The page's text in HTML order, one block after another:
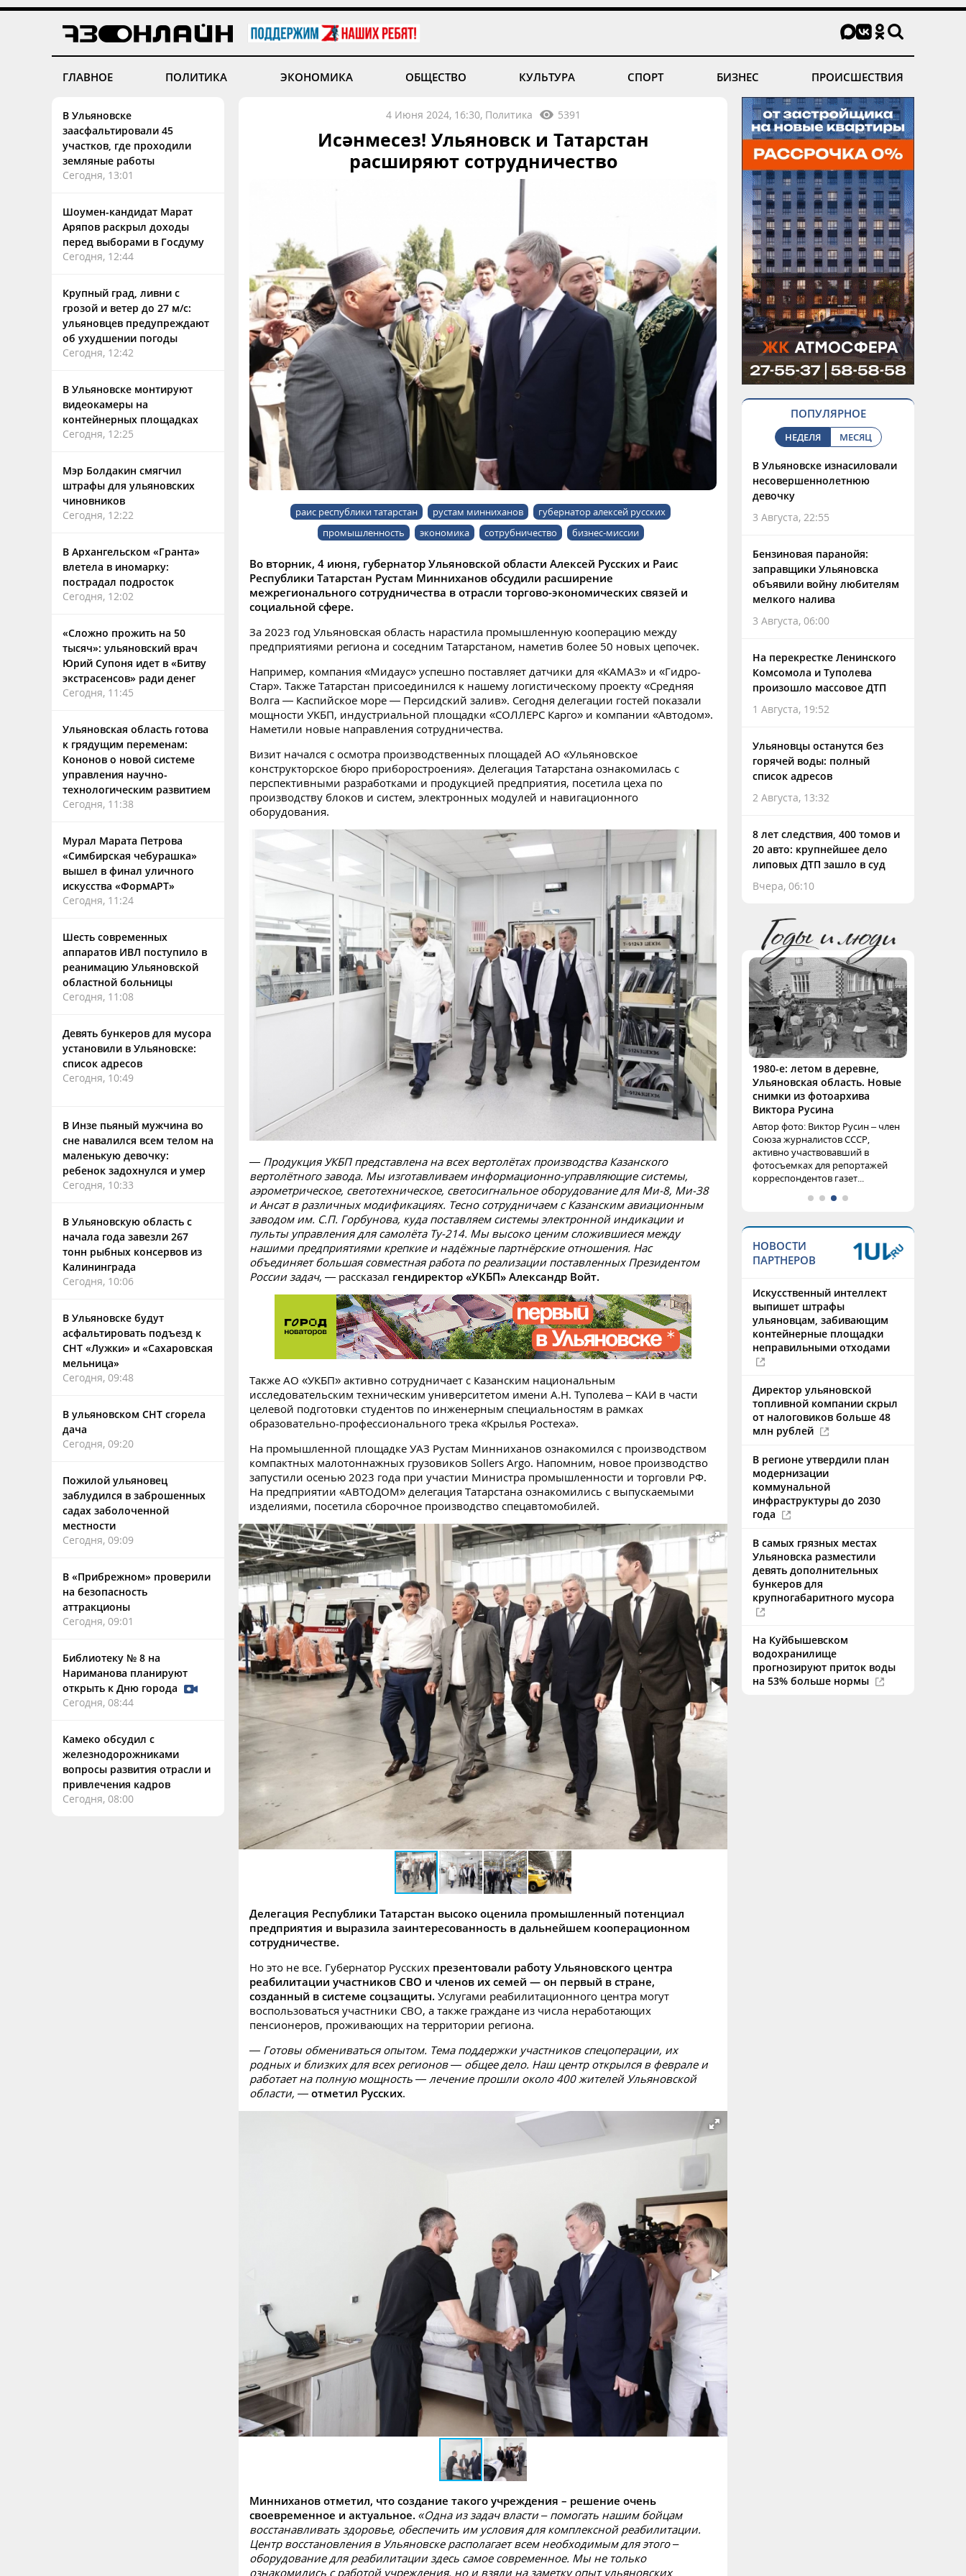
ГЛАВНОЕ ПОЛИТИКА ЭКОНОМИКА ОБЩЕСТВО КУЛЬТУРА СПОРТ БИЗНЕС ПРОИСШЕСТВИЯ
В Ульяновске
заасфальтировали 45
участков, где проходили
земляные работы
Сегодня, 13:01
Шоумен-кандидат Марат
Аряпов раскрыл доходы
перед выборами в Госдуму
Сегодня, 12:44
Крупный град, ливни с
грозой и ветер до 27 м/с:
ульяновцев предупреждают
об ухудшении погоды
Сегодня, 12:42
В Ульяновске монтируют
видеокамеры на
контейнерных площадках
Сегодня, 12:25
Мэр Болдакин смягчил
штрафы для ульяновских
чиновников
Сегодня, 12:22
В Архангельском «Гранта»
влетела в иномарку:
пострадал подросток
Сегодня, 12:02
«Сложно прожить на 50
тысяч»: ульяновский врач
Юрий Супоня идет в «Битву
экстрасенсов» ради денег
Сегодня, 11:45
Ульяновская область готова
к грядущим переменам:
Кононов о новой системе
управления научно-
технологическим развитием
Сегодня, 11:38
Мурал Марата Петрова
«Симбирская чебурашка»
вышел в финал уличного
искусства «ФормАРТ»
Сегодня, 11:24
Шесть современных
аппаратов ИВЛ поступило в
реанимацию Ульяновской
областной больницы
Сегодня, 11:08
Девять бункеров для мусора
установили в Ульяновске:
список адресов
Сегодня, 10:49
В Инзе пьяный мужчина во
сне навалился всем телом на
маленькую девочку:
ребенок задохнулся и умер
Сегодня, 10:33
В Ульяновскую область с
начала года завезли 267
тонн рыбных консервов из
Калининграда
Сегодня, 10:06
В Ульяновске будут
асфальтировать подъезд к
СНТ «Лужки» и «Сахаровская
мельница»
Сегодня, 09:48
В ульяновском СНТ сгорела
дача
Сегодня, 09:20
Пожилой ульяновец
заблудился в заброшенных
садах заболоченной
местности
Сегодня, 09:09
В «Прибрежном» проверили
на безопасность
аттракционы
Сегодня, 09:01
Библиотеку № 8 на
Нариманова планируют
открыть к Дню города
Сегодня, 08:44
Камеко обсудил с
железнодорожниками
вопросы развития отрасли и
привлечения кадров
Сегодня, 08:00
4 Июня 2024, 16:30, Политика 5391
Исәнмесез! Ульяновск и Татарстан
расширяют сотрудничество
раис республики татарстан рустам минниханов
губернатор алексей русских
промышленность
экономика сотрубничество бизнес-миссии
Во вторник, 4 июня, губернатор Ульяновской области Алексей Русских и Раис
Республики Татарстан Рустам Минниханов обсудили расширение
межрегионального сотрудничества в отрасли торгово-экономических связей и
социальной сфере.
За 2023 год Ульяновская область нарастила промышленную кооперацию между
предприятиями региона и соседним Татарстаном, наметив более 50 новых цепочек.
Например, компания «Мидаус» успешно поставляет датчики для «КАМАЗ» и «Гидро-
Стар». Также Татарстан присоединился к нашему логистическому проекту «Средняя
Волга — Каспийское море — Персидский залив». Сегодня делегации гостей показали
мощности УКБП, индустриальной площадки «СОЛЛЕРС Карго» и компании «Автодом».
Наметили новые направления сотрудничества.
Визит начался с осмотра производственных площадей АО «Ульяновское
конструкторское бюро приборостроения». Делегация Татарстана ознакомилась с
перспективными разработками и продукцией предприятия, посетила цеха по
производству блоков и систем, электронных модулей и навигационного
оборудования.
— Продукция УКБП представлена на всех вертолётах производства Казанского
вертолётного завода. Мы изготавливаем информационно-управляющие системы,
аэрометрическое, светотехническое, светосигнальное оборудование для Ми-8, Ми-38
и Ансат в различных модификациях. Тесно сотрудничаем с Казанским авиационным
заводом им. С.П. Горбунова, куда поставляем системы электронной индикации и
пульты управления для самолёта Ту-214. Мы высоко ценим сложившиеся между
нашими предприятиями крепкие и надёжные партнёрские отношения. Нас
объединяет большая совместная работа по реализации поставленных Президентом
России задач, — рассказал гендиректор «УКБП» Александр Войт.
Также АО «УКБП» активно сотрудничает с Казанским национальным
исследовательским техническим университетом имени А.Н. Туполева – КАИ в части
целевой подготовки студентов по инженерным специальностям в рамках
образовательно-профессионального трека «Крылья Ростеха».
На промышленной площадке УАЗ Рустам Минниханов ознакомился с производством
компактных малотоннажных грузовиков Sollers Argo. Напомним, новое производство
запустили осенью 2023 года при участии Министра промышленности и торговли РФ.
На предприятии «АВТОДОМ» делегация Татарстана ознакомились с выпускаемыми
изделиями, посетила сборочное производство спецавтомобилей.
Делегация Республики Татарстан высоко оценила промышленный потенциал
предприятия и выразила заинтересованность в дальнейшем кооперационном
сотрудничестве.
Но это не все. Губернатор Русских презентовали работу Ульяновского центра
реабилитации участников СВО и членов их семей — он первый в стране,
созданный в системе соцзащиты. Услугами реабилитационного центра могут
воспользоваться участники СВО, а также граждане из числа неработающих
пенсионеров, проживающих на территории региона.
— Готовы обмениваться опытом. Тема поддержки участников спецоперации, их
родных и близких для всех регионов — общее дело. Наш центр открылся в феврале и
работает на полную мощность — лечение прошли около 400 жителей Ульяновской
области, — отметил Русских.
Минниханов отметил, что создание такого учреждения – решение очень
своевременное и актуальное. «Одна из задач власти – помогать нашим бойцам
восстанавливать здоровье, обеспечить им условия для комплексной реабилитации.
Центр восстановления в Ульяновске располагает всем необходимым для этого –
оборудование для реабилитации здесь самое современное. Мы не только
ознакомились с работой учреждения, но и взяли на заметку опыт ульяновских
ПОПУЛЯРНОЕ
НЕДЕЛЯ МЕСЯЦ
В Ульяновске изнасиловали
несовершеннолетнюю
девочку
3 Августа, 22:55
Бензиновая паранойя:
заправщики Ульяновска
объявили войну любителям
мелкого налива
3 Августа, 06:00
На перекрестке Ленинского
Комсомола и Туполева
произошло массовое ДТП
1 Августа, 19:52
Ульяновцы останутся без
горячей воды: полный
список адресов
2 Августа, 13:32
8 лет следствия, 400 томов и
20 авто: крупнейшее дело
липовых ДТП зашло в суд
Вчера, 06:10
1980-е: летом в деревне,
Ульяновская область. Новые
снимки из фотоархива
Виктора Русина
Автор фото: Виктор Русин – член
Союза журналистов СССР,
активно участвовавший в
фотосъемках для репортажей
корреспондентов газет...
НОВОСТИ
ПАРТНЕРОВ
Искусственный интеллект
выпишет штрафы
ульяновцам, забивающим
контейнерные площадки
неправильными отходами
Директор ульяновской
топливной компании скрыл
от налоговиков больше 48
млн рублей
В регионе утвердили план
модернизации
коммунальной
инфраструктуры до 2030
года
В самых грязных местах
Ульяновска разместили
девять дополнительных
бункеров для
крупногабаритного мусора
На Куйбышевском
водохранилище
прогнозируют приток воды
на 53% больше нормы